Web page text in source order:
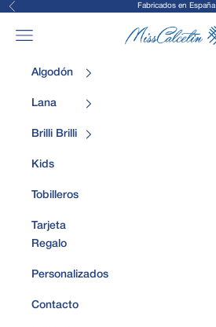
Ir al contenido
Anterior Fabricados en España
MissCalcetin
Abrir menú de navegación
Algodón
Lana
Brilli Brilli
Kids
Tobilleros
Tarjeta
Regalo
Personalizados
Contacto